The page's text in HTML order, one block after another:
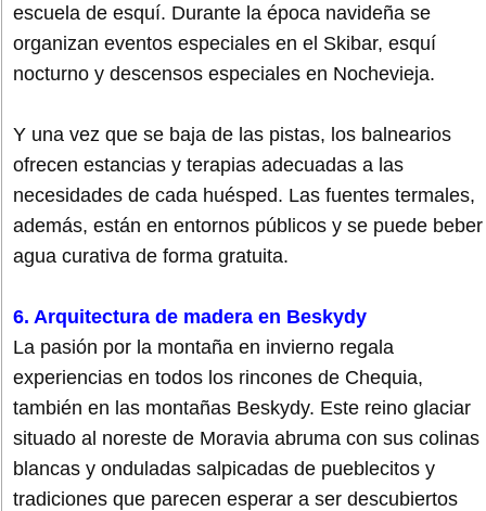
escuela de esquí. Durante la época navideña se
organizan eventos especiales en el Skibar, esquí
nocturno y descensos especiales en Nochevieja.
Y una vez que se baja de las pistas, los balnearios
ofrecen estancias y terapias adecuadas a las
necesidades de cada huésped. Las fuentes termales,
además, están en entornos públicos y se puede beber
agua curativa de forma gratuita.
6. Arquitectura de madera en Beskydy
La pasión por la montaña en invierno regala
experiencias en todos los rincones de Chequia,
también en las montañas Beskydy. Este reino glaciar
situado al noreste de Moravia abruma con sus colinas
blancas y onduladas salpicadas de pueblecitos y
tradiciones que parecen esperar a ser descubiertos